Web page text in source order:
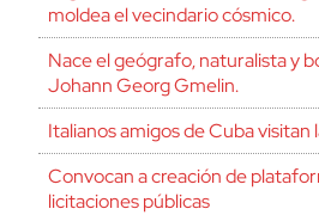
moldea el vecindario cósmico.
Nace el geógrafo, naturalista y
Johann Georg Gmelin.
Italianos amigos de Cuba visitan
Convocan a creación de
licitaciones públicas